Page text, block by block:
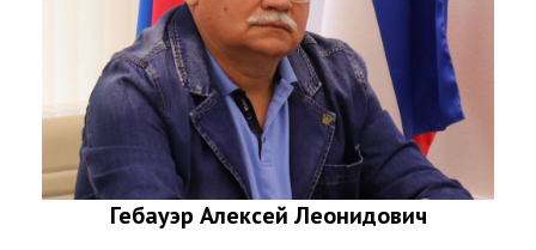
Гебауэр Алексей Леонидович